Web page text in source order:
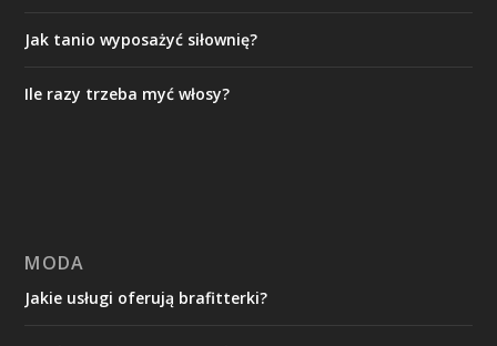
Jak tanio wyposażyć siłownię?
Ile razy trzeba myć włosy?
MODA
Jakie usługi oferują brafitterki?